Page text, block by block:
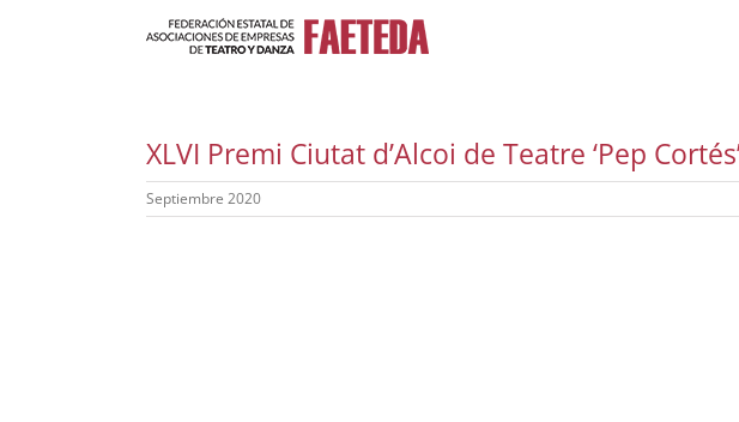
XLVI Premi Ciutat d’Alcoi de Teatre ‘Pep
Septiembre 2020